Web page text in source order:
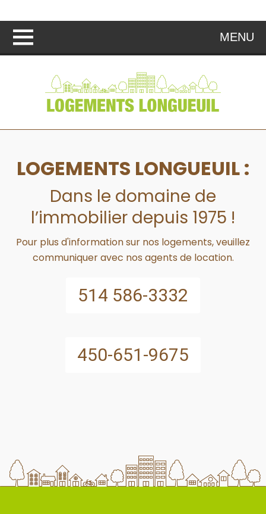
MENU
LOGEMENTS LONGUEUIL :
Dans le domaine de
l’immobilier depuis 1975 !
Pour plus d'information sur nos logements, veuillez
communiquer avec nos agents de location.
514 586-3332
450-651-9675